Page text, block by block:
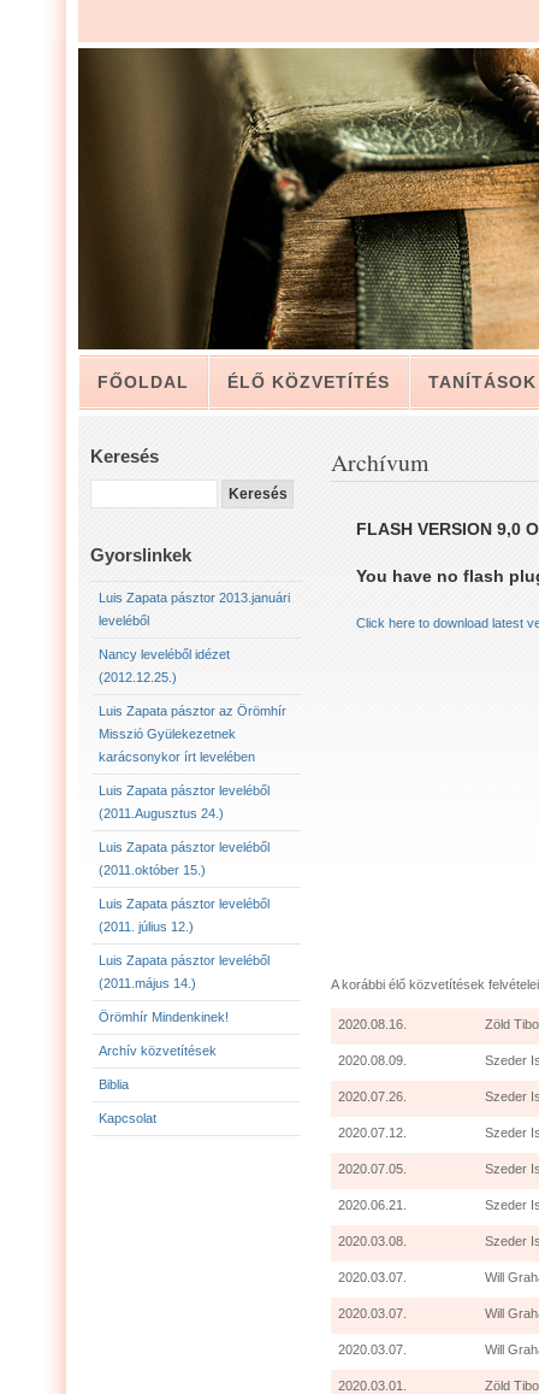
FŐOLDAL ÉLŐ KÖZVETÍTÉS TANÍTÁSOK
LUIS ZAPATA PÁSZTOR LEVELÉBŐL, A
LUIS ZAPATA PÁSZTOR LEVELÉBŐL
LUIS ZAPATA PÁSZTOR LEVELÉBŐL
LUIS ZAPATA PÁSZTOR AZ ÖRÖMHÍR MISSZIÓ
2012.12.25. NANCY LEVELÉBŐL IDÉZET:
Keresés
Gyorslinkek
Luis Zapata pásztor 2013.januári
leveléből
Nancy leveléből idézet
(2012.12.25.)
Luis Zapata pásztor az Örömhír
Misszió Gyülekezetnek
karácsonykor írt levelében
Luis Zapata pásztor leveléből
(2011.Augusztus 24.)
Luis Zapata pásztor leveléből
(2011.október 15.)
Luis Zapata pásztor leveléből
(2011. július 12.)
Luis Zapata pásztor leveléből
(2011.május 14.)
Örömhír Mindenkinek!
Archív közvetítések
Biblia
Kapcsolat
Archívum
FLASH VERSION 9,0
You have no flash
Click here to download latest
A korábbi élő közvetítések
2020.08.16. Zöld
2020.08.09. Szeder
2020.07.26. Szeder
2020.07.12. Szeder
2020.07.05. Szeder
2020.06.21. Szeder
2020.03.08. Szeder
2020.03.07. Will
2020.03.07. Will
2020.03.07. Will
2020.03.01. Zöld